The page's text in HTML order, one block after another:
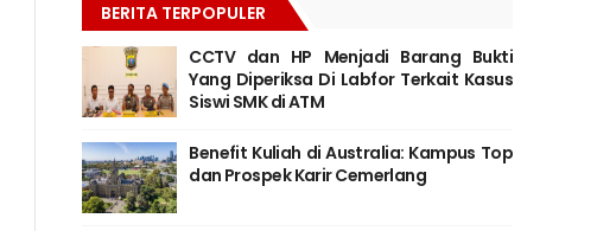
BERITA TERPOPULER
CCTV dan HP Menjadi Barang Bukti
Yang Diperiksa Di Labfor Terkait Kasus
Siswi SMK di ATM
Benefit Kuliah di Australia: Kampus Top
dan Prospek Karir Cemerlang